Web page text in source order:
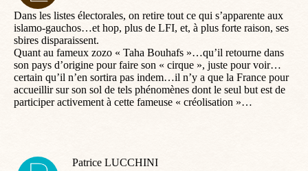
Dans les listes électorales, on retire tout ce qui s’apparente aux
islamo-gauchos…et hop, plus de LFI, et, à plus forte raison, ses
sbires disparaissent.
Quant au fameux zozo « Taha Bouhafs »…qu’il retourne dans
son pays d’origine pour faire son « cirque », juste pour voir…
certain qu’il n’en sortira pas indem…il n’y a que la France pour
accueillir sur son sol de tels phénomènes dont le seul but est de
participer activement à cette fameuse « créolisation »…
Patrice LUCCHINI